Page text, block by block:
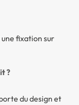
fixation sur
?
du design et